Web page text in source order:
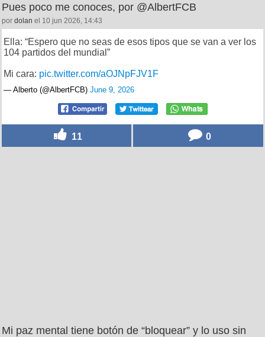
Pues poco me conoces, por @AlbertFCB
por dolan el 10 jun 2026, 14:43
Ella: “Espero que no seas de esos tipos que se van a ver los
104 partidos del mundial”
Mi cara: pic.twitter.com/aOJNpFJV1F
— Alberto (@AlbertFCB) June 9, 2026
11 0
Mi paz mental tiene botón de “bloquear” y lo uso sin